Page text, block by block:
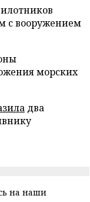
с вооружением
морских
два
на наши